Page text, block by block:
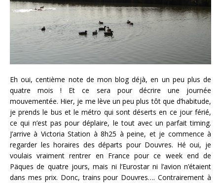
Eh oui, centième note de mon blog déjà, en un peu plus de
quatre mois ! Et ce sera pour décrire une journée
mouvementée. Hier, je me lève un peu plus tôt que d’habitude,
je prends le bus et le métro qui sont déserts en ce jour férié,
ce qui n’est pas pour déplaire, le tout avec un parfait timing.
J’arrive à Victoria Station à 8h25 à peine, et je commence à
regarder les horaires des départs pour Douvres. Hé oui, je
voulais vraiment rentrer en France pour ce week end de
Päques de quatre jours, mais ni l’Eurostar ni l’avion n’étaient
dans mes prix. Donc, trains pour Douvres…. Contrairement à